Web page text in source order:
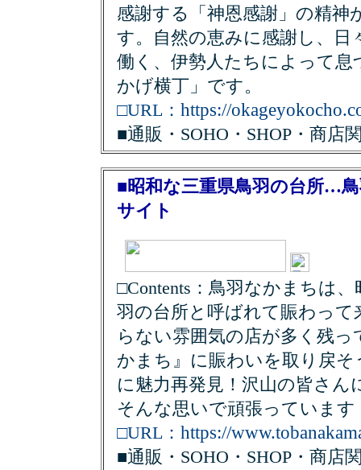
感謝する「神恩感謝」の精神
す。自然の恵みに感謝し、日
働く、伊勢人たちによって息
かげ横丁」です。
□URL： https://
■通販・SOHO・SHOP・商店
■昭和な三重県鳥羽の台所…
サイト
□Contents：鳥羽なかまちは
羽の台所と呼ばれて賑わって
らない雰囲気の店が多く残
かまち』に賑わいを取り戻
に魅力再発見！沢山の皆さん
そんな思いで頑張っています
□URL： https://
■通販・SOHO・SHOP・商店